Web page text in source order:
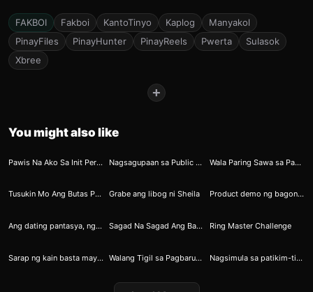
FAKBOI Fakboi KantoTinyo Kaplog
Manyakol
PinayFiles
PinayHunter PinayReels Pwerta
Sulasok
Xbree
+
You might also like
12
Pawis Na Ako Sa Init Pero Sayo Parang Ibang Init Ang Naramdaman Ko Na Libog Na Libog Na Kitang Bayuhin Nagsagupaan sa Public CR ang Magkasintahan Wala Paring Sawa sa Pagsakay si Jowa
41
Tusukin Mo Ang Butas Para Hindi Magsara
69
Grabe ang libog ni Sheila
78
Product demo ng bagong dildo
85
Ang dating pantasya, ngayon ay umiibabaw na
84
Sagad Na Sagad Ang Banat Ni Nat Kay Kat
89
Ring Master Challenge
101
Sarap ng kain basta may hotdog na nakahain
116
Walang Tigil sa Pagbarurot Hanggang sa Mabaliw sa Kantot si Charlotte
120
Nagsimula sa patikim-tikimhanggang maadik sa titi si Kim